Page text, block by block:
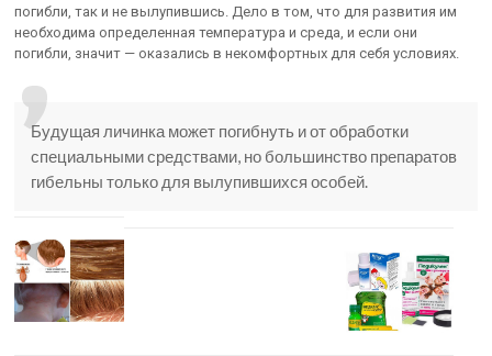
погибли, так и не вылупившись. Дело в том, что для развития им
необходима определенная температура и среда, и если они
погибли, значит — оказались в некомфортных для себя условиях.
Будущая личинка может погибнуть и от обработки
специальными средствами, но большинство препаратов
гибельны только для вылупившихся особей.